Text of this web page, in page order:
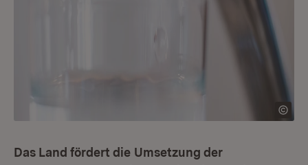
Das Land fördert die Umsetzung der